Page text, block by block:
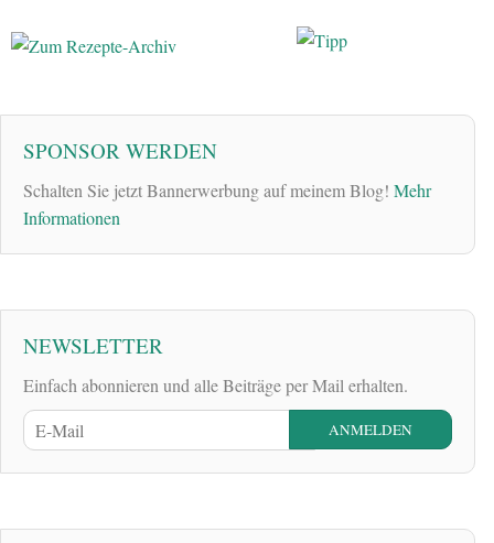
SPONSOR WERDEN
Schalten Sie jetzt Bannerwerbung auf meinem Blog! Mehr
Informationen
NEWSLETTER
Einfach abonnieren und alle Beiträge per Mail erhalten.